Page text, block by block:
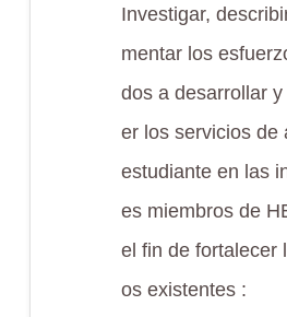
Investigar,
mentar los
dos a desarrollar
er los servicios de
estudiante en las
es miembros de
el fin de fortalecer
os existentes :